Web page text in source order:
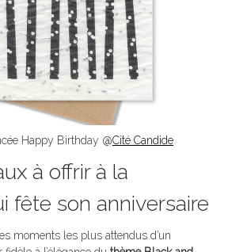
Happy Birthday @Cité Candide
à offrir à la
fête son anniversaire
moments les plus attendus d’un